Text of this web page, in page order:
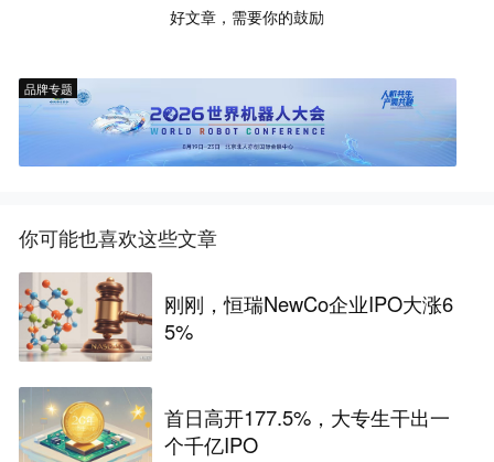
好文章，需要你的鼓励
品牌专题
你可能也喜欢这些文章
刚刚，恒瑞NewCo企业IPO大涨6
5%
首日高开177.5%，大专生干出一
个千亿IPO